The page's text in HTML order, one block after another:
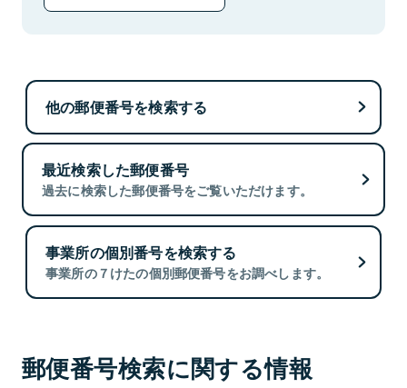
他の郵便番号を検索する
最近検索した郵便番号
過去に検索した郵便番号をご覧いただけます。
事業所の個別番号を検索する
事業所の７けたの個別郵便番号をお調べします。
郵便番号検索に関する情報